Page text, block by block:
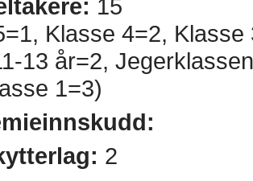
15
Klasse 4=2,
13 år=2,
1=3)
2